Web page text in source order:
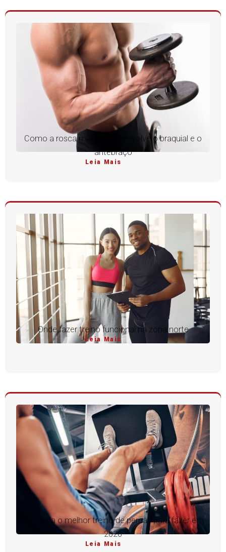
Como a rosca martelo desenvolve o braquial e o
antebraço
Leia Mais
Onde fazer treino funcional na zona norte
Leia Mais
Conheça o melhor treino de pernas para fazer em
2026
Leia Mais